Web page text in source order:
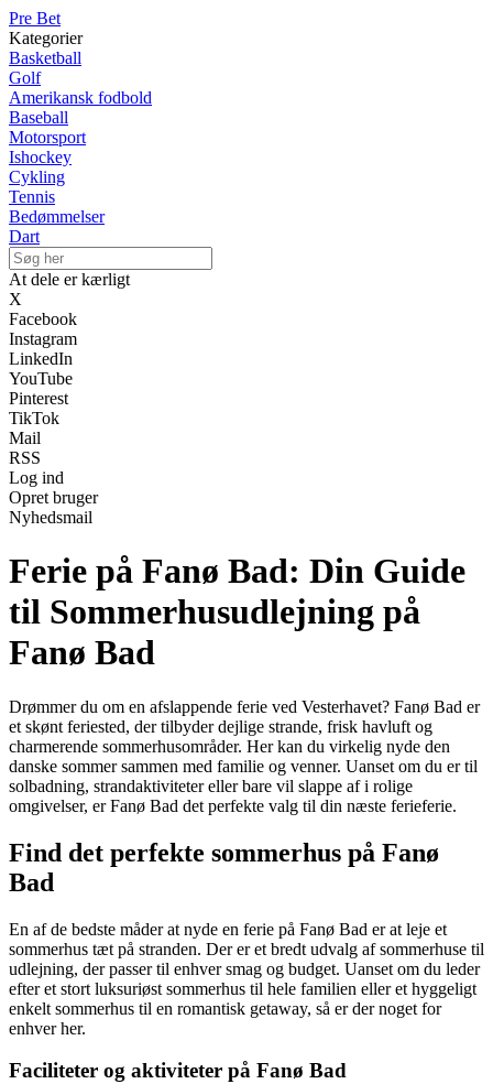
Pre Bet
Kategorier
Basketball
Golf
Amerikansk fodbold
Baseball
Motorsport
Ishockey
Cykling
Tennis
Bedømmelser
Dart
At dele er kærligt
X
Facebook
Instagram
LinkedIn
YouTube
Pinterest
TikTok
Mail
RSS
Log ind
Opret bruger
Nyhedsmail
Ferie på Fanø Bad: Din Guide
til Sommerhusudlejning på
Fanø Bad
Drømmer du om en afslappende ferie ved Vesterhavet? Fanø Bad er
et skønt feriested, der tilbyder dejlige strande, frisk havluft og
charmerende sommerhusområder. Her kan du virkelig nyde den
danske sommer sammen med familie og venner. Uanset om du er til
solbadning, strandaktiviteter eller bare vil slappe af i rolige
omgivelser, er Fanø Bad det perfekte valg til din næste ferieferie.
Find det perfekte sommerhus på Fanø
Bad
En af de bedste måder at nyde en ferie på Fanø Bad er at leje et
sommerhus tæt på stranden. Der er et bredt udvalg af sommerhuse til
udlejning, der passer til enhver smag og budget. Uanset om du leder
efter et stort luksuriøst sommerhus til hele familien eller et hyggeligt
enkelt sommerhus til en romantisk getaway, så er der noget for
enhver her.
Faciliteter og aktiviteter på Fanø Bad